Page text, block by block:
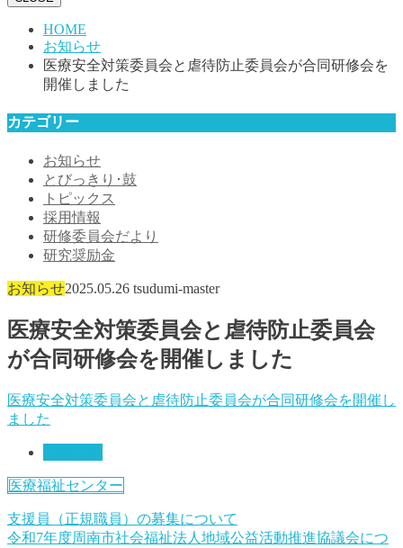
HOME
お知らせ
医療安全対策委員会と虐待防止委員会が合同研修会を
開催しました
カテゴリー
お知らせ
とびっきり･鼓
トピックス
採用情報
研修委員会だより
研究奨励金
お知らせ2025.05.26 tsudumi-master
医療安全対策委員会と虐待防止委員会
が合同研修会を開催しました
医療安全対策委員会と虐待防止委員会が合同研修会を開催し
ました
医療福祉センター
支援員（正規職員）の募集について
令和7年度周南市社会福祉法人地域公益活動推進協議会につ